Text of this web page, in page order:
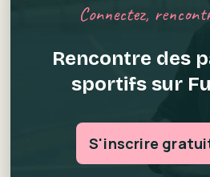
Connectez,
Rencontre des
sportifs sur
S'inscrire